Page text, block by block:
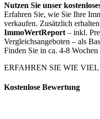
Nutzen Sie unser
Erfahren Sie, wie Sie Ihre
verkaufen. Zusätzlich
ImmoWertReport – inkl.
Vergleichsangeboten – als
Finden Sie in ca. 4-8
ERFAHREN SIE WIE
Kostenlose Bewertung